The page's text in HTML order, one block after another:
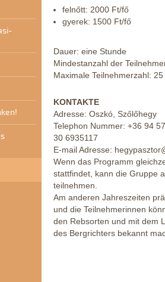
felnőtt: 2000 Ft/fő
gyerek: 1500 Ft/fő
Dauer: eine Stunde
Mindestanzahl der
Maximale Teilnehmerzahl:
KONTAKTE
Adresse: Oszkó, Szőlőhegy
Telephon Nummer: +36 94
30 6935117
E-mail Adresse:
Wenn das Programm
stattfindet, kann die Gruppe
teilnehmen.
Am anderen Jahreszeiten
und die Teilnehmerinnen
den Rebsorten und mit dem
des Bergrichters bekannt